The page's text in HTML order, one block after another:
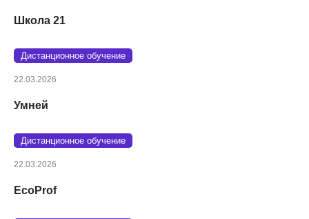
Школа 21
Дистанционное обучение
22.03.2026
Умней
Дистанционное обучение
22.03.2026
EcoProf